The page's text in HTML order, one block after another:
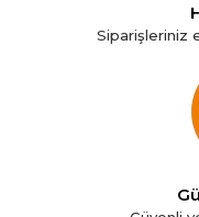
Siparişleriniz